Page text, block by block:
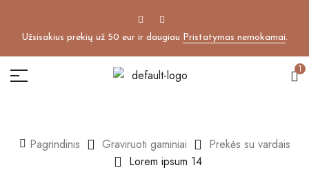
Užsisakius prekių už 50 eur ir daugiau Pristatymas nemokamai.
1
Pagrindinis Graviruoti gaminiai
Prekės su vardais
Lorem ipsum 14